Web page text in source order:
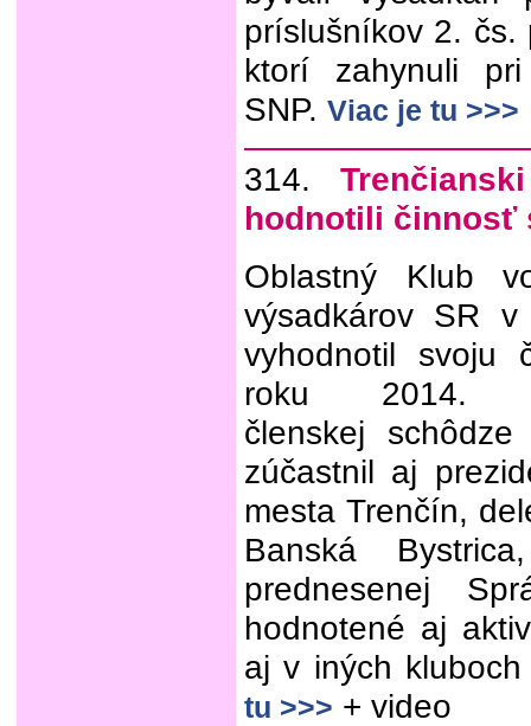
príslušníkov 2. čs.
ktorí zahynuli
SNP. Viac je tu >>>
314.
hodnotili činnosť
Oblastný Klub
výsadkárov SR v
vyhodnotil svoju
roku 2014.
členskej
zúčastnil aj
mesta Trenčín,
Banská
prednesenej
hodnotené aj
aj v iných
tu >>> + video